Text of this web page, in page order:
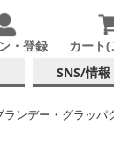
・登録 カート(
SNS/情報
ランデー・グラッパ